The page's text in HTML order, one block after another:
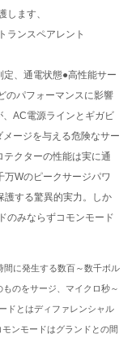
します、
ランスペアレント
、通電状態●高性能サー
のパフォーマンスに影響
、AC電源ラインとギガビ
ージを与える危険なサー
テクターの性能は実に通
Wのピークサージパワ
する驚異的実力。しか
のみならずコモンモード